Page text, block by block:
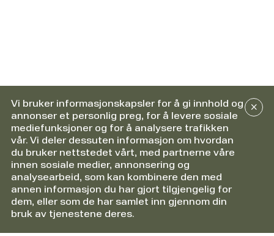
Vi bruker informasjonskapsler for å gi innhold og
annonser et personlig preg, for å levere sosiale
mediefunksjoner og for å analysere trafikken
vår. Vi deler dessuten informasjon om hvordan
du bruker nettstedet vårt, med partnerne våre
innen sosiale medier, annonsering og
analysearbeid, som kan kombinere den med
annen informasjon du har gjort tilgjengelig for
dem, eller som de har samlet inn gjennom din
bruk av tjenestene deres.